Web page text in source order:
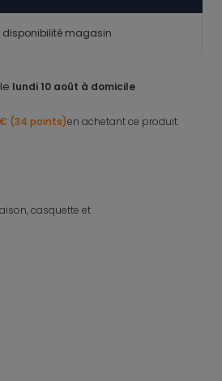
disponibilité magasin
lundi 10 août à domicile
(34 points)en achetant ce produit.
casquette et